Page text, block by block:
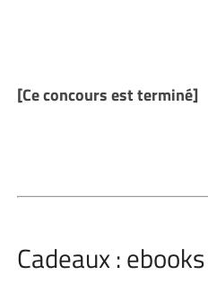
[Ce concours est terminé]
Cadeaux :